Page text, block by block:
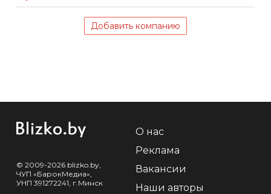
Добавить компанию
© 2009-2026 blizko.by,
ЧУП «БарокМедиа»,
УНП 391272241, г.Минск
О нас
Реклама
Вакансии
Наши авторы